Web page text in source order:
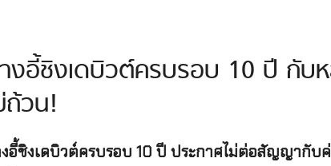
งอี้ชิงเดบิวต์ครบรอบ 10 ปี กับ
ถ้วน!
อี้ชิงเดบิวต์ครบรอบ 10 ปี ประกาศไม่ต่อสัญญากั